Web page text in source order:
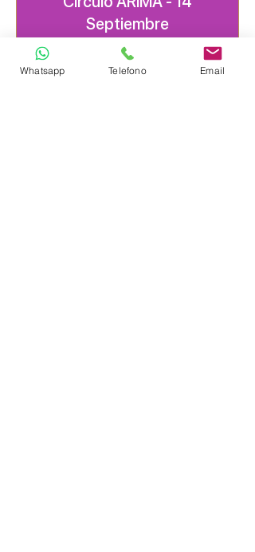
Septiembre
Precio
60,00 €
Whatsapp Telefono Email